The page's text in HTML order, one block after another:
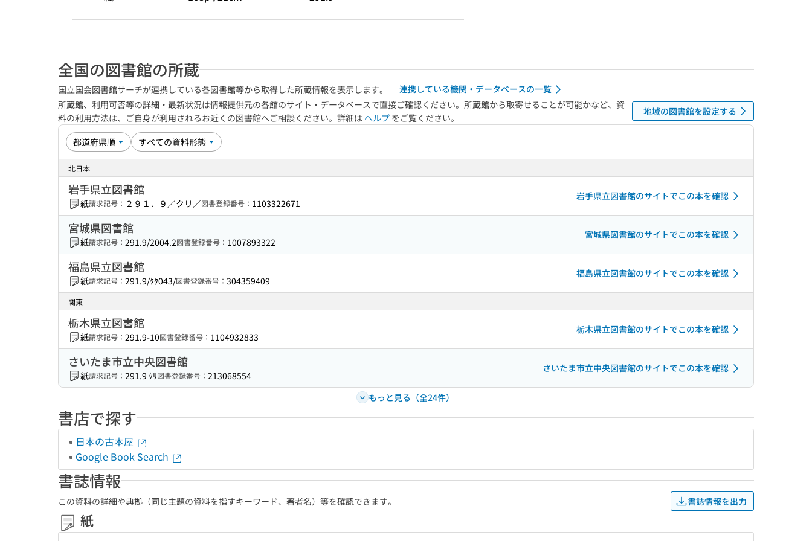
全国の図書館の所蔵
国立国会図書館サーチが連携している各図書館等から取得した所蔵情報を表示します。
連携している機関・データベースの一覧
所蔵館、利用可否等の詳細・最新状況は情報提供元の各館のサイト・データベースで直接ご確認ください。所蔵館から取寄せることが可能かなど、資
料の利用方法は、ご自身が利用されるお近くの図書館へご相談ください。詳細は ヘルプ をご覧ください。
地域の図書館を設定する
北日本
岩手県立図書館
紙請求記号： ２９１．９／クリ／図書登録番号： 1103322671
岩手県立図書館のサイトでこの本を確認
宮城県図書館
紙請求記号： 291.9/2004.2図書登録番号： 1007893322
宮城県図書館のサイトでこの本を確認
福島県立図書館
紙請求記号： 291.9/ｸﾀ043/図書登録番号： 304359409
福島県立図書館のサイトでこの本を確認
関東
栃木県立図書館
紙請求記号： 291.9-10図書登録番号： 1104932833
栃木県立図書館のサイトでこの本を確認
さいたま市立中央図書館
紙請求記号： 291.9 ｸﾘ図書登録番号： 213068554
さいたま市立中央図書館のサイトでこの本を確認
もっと見る（全24件）
書店で探す
日本の古本屋
Google Book Search
書誌情報
この資料の詳細や典拠（同じ主題の資料を指すキーワード、著者名）等を確認できます。 書誌情報を出力
紙